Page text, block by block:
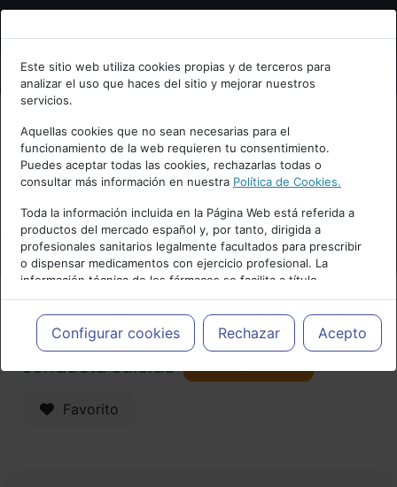
Bienvenid@ a psiquiatria.com
Escribe tu Email
Accede o regístrate con tu email.
Cancelar
Este sitio web utiliza cookies propias y de terceros para
analizar el uso que haces del sitio y mejorar nuestros
servicios.
Aquellas cookies que no sean necesarias para el
funcionamiento de la web requieren tu consentimiento.
Puedes aceptar todas las cookies, rechazarlas todas o
consultar más información en nuestra Política de Cookies.
Toda la información incluida en la Página Web está referida a
productos del mercado español y, por tanto, dirigida a
profesionales sanitarios legalmente facultados para prescribir
o dispensar medicamentos con ejercicio profesional. La
información técnica de los fármacos se facilita a título
meramente informativo, siendo responsabilidad de los
profesionales facultados prescribir medicamentos y decidir, en
cada caso concreto, el tratamiento más adecuado a las
necesidades del paciente.
Configurar cookies Rechazar Acepto
Actualidad y Artículos|Suicidio y
conducta suicida
Favorito